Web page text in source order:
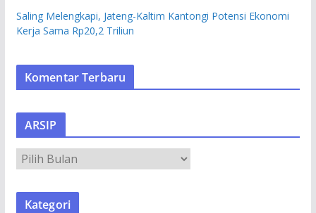
Saling Melengkapi, Jateng-Kaltim Kantongi Potensi Ekonomi
Kerja Sama Rp20,2 Triliun
Komentar Terbaru
ARSIP
R
S
Kategori